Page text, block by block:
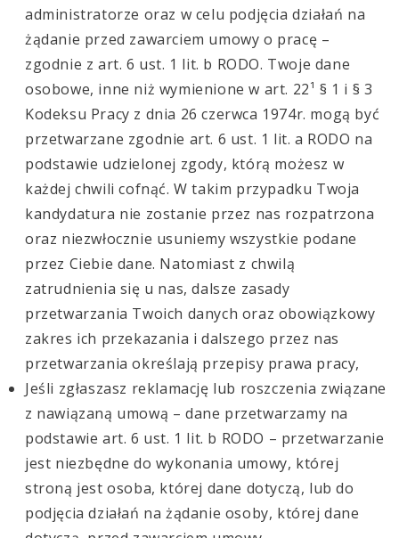
administratorze oraz w celu podjęcia działań na
żądanie przed zawarciem umowy o pracę –
zgodnie z art. 6 ust. 1 lit. b RODO. Twoje dane
osobowe, inne niż wymienione w art. 22¹ § 1 i § 3
Kodeksu Pracy z dnia 26 czerwca 1974r. mogą być
przetwarzane zgodnie art. 6 ust. 1 lit. a RODO na
podstawie udzielonej zgody, którą możesz w
każdej chwili cofnąć. W takim przypadku Twoja
kandydatura nie zostanie przez nas rozpatrzona
oraz niezwłocznie usuniemy wszystkie podane
przez Ciebie dane. Natomiast z chwilą
zatrudnienia się u nas, dalsze zasady
przetwarzania Twoich danych oraz obowiązkowy
zakres ich przekazania i dalszego przez nas
przetwarzania określają przepisy prawa pracy,
Jeśli zgłaszasz reklamację lub roszczenia związane
z nawiązaną umową – dane przetwarzamy na
podstawie art. 6 ust. 1 lit. b RODO – przetwarzanie
jest niezbędne do wykonania umowy, której
stroną jest osoba, której dane dotyczą, lub do
podjęcia działań na żądanie osoby, której dane